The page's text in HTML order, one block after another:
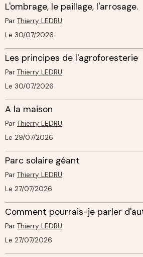
L'ombrage, le paillage, l'arrosage.
Par Thierry LEDRU
Le 30/07/2026
Les principes de l'agroforesterie
Par Thierry LEDRU
Le 30/07/2026
A la maison
Par Thierry LEDRU
Le 29/07/2026
Parc solaire géant
Par Thierry LEDRU
Le 27/07/2026
Comment pourrais-je parler
Par Thierry LEDRU
Le 27/07/2026